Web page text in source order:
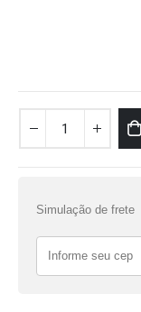
Simulação de frete